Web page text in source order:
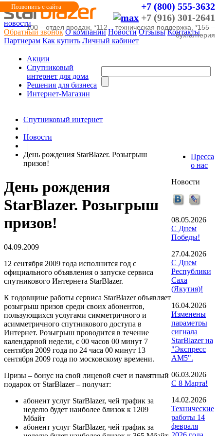
+7 (800) 555-3632
+7 (916) 301-2641
Позвонить с сайта
*100 – отдел продаж, *112 – техническая поддержка, *155 –
бухгалтерия
новости
Обратный звонок О компании Новости Отзывы Контакты
Партнерам Как купить Личный кабинет
Акции
Cпутниковый
интернет для дома
Решения для бизнеса
Интернет-Магазин
Спутниковый интернет
|
Новости
|
День рождения StarBlazer. Розыгрыш
призов!
День рождения
StarBlazer. Розыгрыш
призов!
04.09.2009
12 сентября 2009 года исполнится год с
официального объявления о запуске сервиса
спутникового Интернета StarBlazer.
К годовщине работы сервиса StarBlazer объявляет
розыгрыш призов среди своих абонентов,
пользующихся услугами симметричного и
асимметричного спутникового доступа в
Интернет. Розыгрыш проводится в течение
календарной недели, с 00 часов 00 минут 7
сентября 2009 года по 24 часа 00 минут 13
сентября 2009 года по московскому времени.
Призы – бонус на свой лицевой счет и памятный
подарок от StarBlazer – получат:
абонент услуг StarBlazer, чей трафик за
неделю будет наиболее близок к 1209
Мбайт
абонент услуг StarBlazer, чей трафик за
Пресса
о нас
Новости
08.05.2026
С Днем
Победы!
27.04.2026
С Днем
Республики
Саха
(Якутия)!
16.04.2026
Изменены
параметры
сигнала
StarBlazer на
"Экспресс
АМ5".
06.03.2026
С 8 Марта!
14.02.2026
Технические
работы 14
февраля